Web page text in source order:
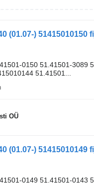
0150 51.41501-3089
51.41501...
OÜ
0149 51.41501-0143